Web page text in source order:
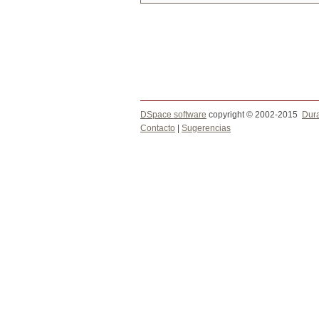
DSpace software copyright © 2002-2015
Contacto
Sugerencias